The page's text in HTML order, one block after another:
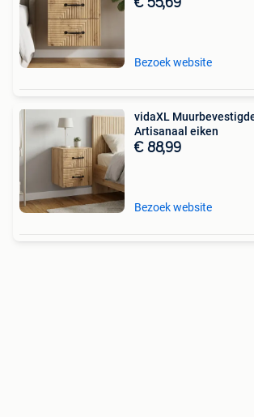
€ 55,69
Bezoek website
vidaXL
Artisanaal eiken
€ 88,99
Bezoek website